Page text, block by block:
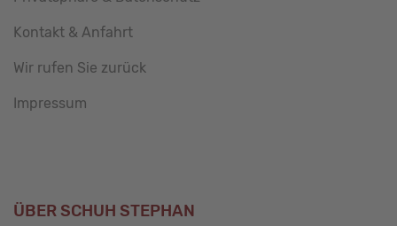
Kontakt & Anfahrt
Wir rufen Sie zurück
Impressum
ÜBER SCHUH STEPHAN